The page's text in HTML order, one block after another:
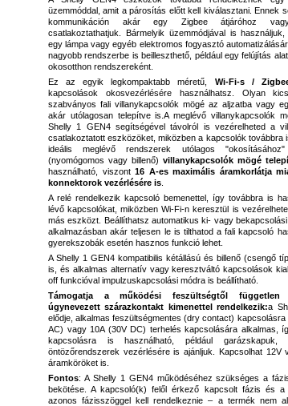
üzemmóddal, amit a párosítás előtt kell kiválasztani. Ennek
kommunikáción akár egy Zigbee átjáróhoz vagy
csatlakoztathatjuk. Bármelyik üzemmódjával is
egy lámpa vagy egyéb elektromos fogyasztó
nagyobb rendszerbe is beilleszthető, például egy felújítás
okosotthon rendszereként.
Ez az egyik legkompaktabb méretű, Wi-Fi-s /
kapcsolások okosvezérlésére használhatsz. Olyan
szabványos fali villanykapcsolók mögé az aljzatba vagy
akár utólagosan telepítve is.A meglévő villanykapcsolók
Shelly 1 GEN4 segítségével távolról is vezérelheted a
csatlakoztatott eszközöket, miközben a kapcsolók továbbra
ideális meglévő rendszerek utólagos
(nyomógomos vagy billenő) villanykapcsolók mögé
használható, viszont 16 A-es maximális áramkorlátja
konnektorok vezérlésére is
A relé rendelkezik kapcsoló bemenettel, így továbbra is
lévő kapcsolókat, miközben Wi-Fi-n keresztül is
más eszközt. Beállíthatsz automatikus ki- vagy
alkalmazásban akár teljesen le is tilthatod a fali kapcsoló
gyerekszobák esetén hasznos funkció lehet.
A Shelly 1 GEN4 kompatibilis kétállású és billenő (csengő
is, és alkalmas alternatív vagy keresztváltó kapcsolások
off funkcióval impulzuskapcsolási módra is beállítható.
Támogatja a működési feszültségtől független
úgynevezett szárazkontakt kimenettel rendelkezik:a
elődje, alkalmas feszültségmentes (dry contact) kapcsolásra
AC) vagy 10A (30V DC) terhelés kapcsolására alkalmas,
kapcsolásra is használható, például garázskapuk,
öntözőrendszerek vezérlésére is ajánljuk. Kapcsolhat 12V
áramköröket is.
Fontos: A Shelly 1 GEN4 működéséhez szükséges a
bekötése. A kapcsoló(k) felől érkező kapcsolt fázis és a
azonos fázisszöggel kell rendelkeznie – a termék nem